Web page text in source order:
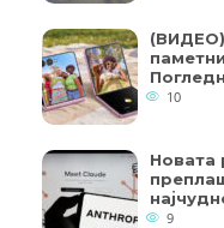
(ВИДЕО)
10
Новата
9